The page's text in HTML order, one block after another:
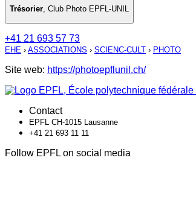
Trésorier, Club Photo EPFL-UNIL
+41 21 693 57 73
EHE › ASSOCIATIONS › SCIENC-CULT › PHOTO
Site web: https://photoepflunil.ch/
Contact
EPFL CH-1015 Lausanne
+41 21 693 11 11
Follow EPFL on social media